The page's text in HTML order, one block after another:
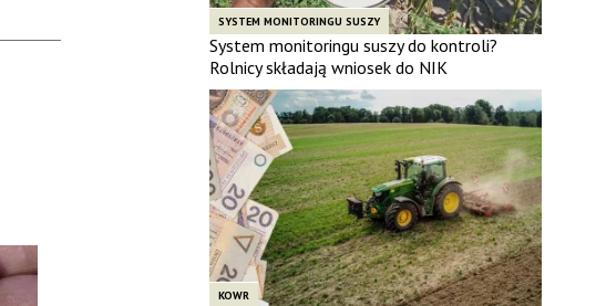
SYSTEM MONITORINGU SUSZY
System monitoringu suszy do kontroli?
Rolnicy składają wniosek do NIK
KOWR